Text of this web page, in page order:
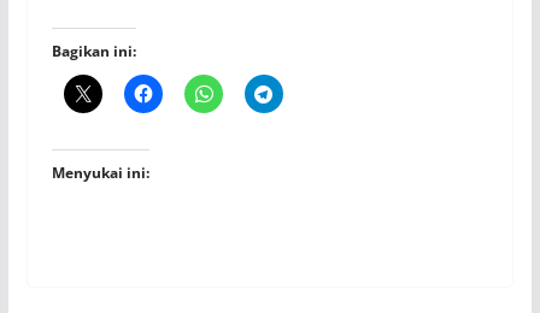
Bagikan ini:
Menyukai ini: